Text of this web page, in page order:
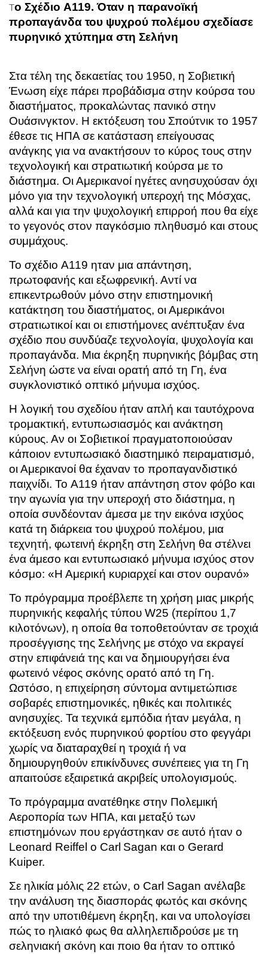
Το Σχέδιο A119. Όταν η παρανοϊκή
προπαγάνδα του ψυχρού πολέμου σχεδίασε
πυρηνικό χτύπημα στη Σελήνη
Στα τέλη της δεκαετίας του 1950, η Σοβιετική
Ένωση είχε πάρει προβάδισμα στην κούρσα του
διαστήματος, προκαλώντας πανικό στην
Ουάσινγκτον. Η εκτόξευση του Σπούτνικ το 1957
έθεσε τις ΗΠΑ σε κατάσταση επείγουσας
ανάγκης για να ανακτήσουν το κύρος τους στην
τεχνολογική και στρατιωτική κούρσα με το
διάστημα. Οι Αμερικανοί ηγέτες ανησυχούσαν όχι
μόνο για την τεχνολογική υπεροχή της Μόσχας,
αλλά και για την ψυχολογική επιρροή που θα είχε
το γεγονός στον παγκόσμιο πληθυσμό και στους
συμμάχους.
Το σχέδιο A119 ηταν μια απάντηση,
πρωτοφανής και εξωφρενική. Αντί να
επικεντρωθούν μόνο στην επιστημονική
κατάκτηση του διαστήματος, οι Αμερικάνοι
στρατιωτικοί και οι επιστήμονες ανέπτυξαν ένα
σχέδιο που συνδύαζε τεχνολογία, ψυχολογία και
προπαγάνδα. Μια έκρηξη πυρηνικής βόμβας στη
Σελήνη ώστε να είναι ορατή από τη Γη, ένα
συγκλονιστικό οπτικό μήνυμα ισχύος.
Η λογική του σχεδίου ήταν απλή και ταυτόχρονα
τρομακτική, εντυπωσιασμός και ανάκτηση
κύρους. Αν οι Σοβιετικοί πραγματοποιούσαν
κάποιον εντυπωσιακό διαστημικό πειραματισμό,
οι Αμερικανοί θα έχαναν το προπαγανδιστικό
παιχνίδι. Το A119 ήταν απάντηση στον φόβο και
την αγωνία για την υπεροχή στο διάστημα, η
οποία συνδέονταν άμεσα με την εικόνα ισχύος
κατά τη διάρκεια του ψυχρού πολέμου, μια
τεχνητή, φωτεινή έκρηξη στη Σελήνη θα στέλνει
ένα άμεσο και εντυπωσιακό μήνυμα ισχύος στον
κόσμο: «Η Αμερική κυριαρχεί και στον ουρανό»
Το πρόγραμμα προέβλεπε τη χρήση μιας μικρής
πυρηνικής κεφαλής τύπου W25 (περίπου 1,7
κιλοτόνων), η οποία θα τοποθετούνταν σε τροχιά
προσέγγισης της Σελήνης με στόχο να εκραγεί
στην επιφάνειά της και να δημιουργήσει ένα
φωτεινό νέφος σκόνης ορατό από τη Γη.
Ωστόσο, η επιχείρηση σύντομα αντιμετώπισε
σοβαρές επιστημονικές, ηθικές και πολιτικές
ανησυχίες. Τα τεχνικά εμπόδια ήταν μεγάλα, η
εκτόξευση ενός πυρηνικού φορτίου στο φεγγάρι
χωρίς να διαταραχθεί η τροχιά ή να
δημιουργηθούν επικίνδυνες συνέπειες για τη Γη
απαιτούσε εξαιρετικά ακριβείς υπολογισμούς.
Το πρόγραμμα ανατέθηκε στην Πολεμική
Αεροπορία των ΗΠΑ, και μεταξύ των
επιστημόνων που εργάστηκαν σε αυτό ήταν ο
Leonard Reiffel ο Carl Sagan και ο Gerard
Kuiper.
Σε ηλικία μόλις 22 ετών, ο Carl Sagan ανέλαβε
την ανάλυση της διασποράς φωτός και σκόνης
από την υποτιθέμενη έκρηξη, και να υπολογίσει
πώς το ηλιακό φως θα αλληλεπιδρούσε με τη
σεληνιακή σκόνη και ποιο θα ήταν το οπτικό